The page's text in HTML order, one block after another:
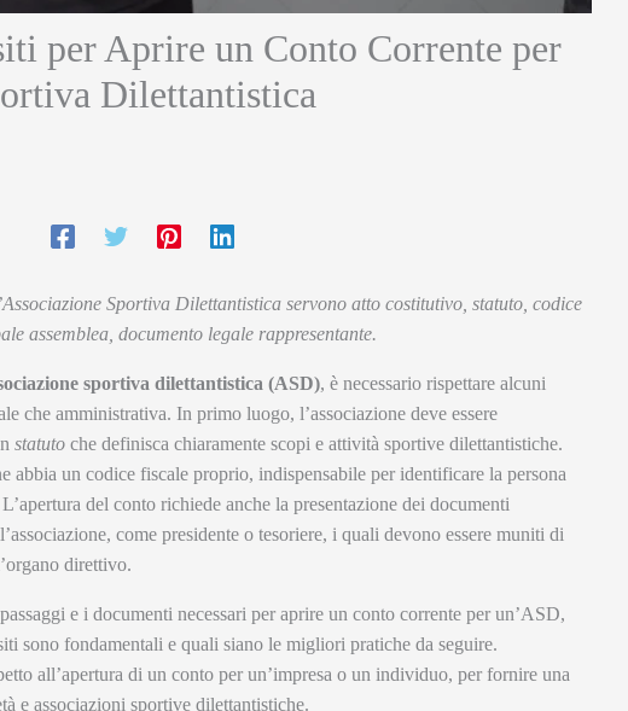
per Aprire un Conto Corrente per
Dilettantistica
Sportiva Dilettantistica servono atto costitutivo, statuto, codice
assemblea, documento legale rappresentante.
sportiva dilettantistica (ASD), è necessario rispettare alcuni
che amministrativa. In primo luogo, l’associazione deve essere
statuto che definisca chiaramente scopi e attività sportive dilettantistiche.
abbia un codice fiscale proprio, indispensabile per identificare la persona
del conto richiede anche la presentazione dei documenti
come presidente o tesoriere, i quali devono essere muniti di
direttivo.
e i documenti necessari per aprire un conto corrente per un’ASD,
sono fondamentali e quali siano le migliori pratiche da seguire.
all’apertura di un conto per un’impresa o un individuo, per fornire una
e associazioni sportive dilettantistiche.